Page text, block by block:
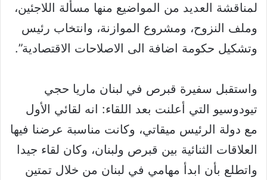
لمناقشة العديد من المواضيع منها مسألة اللاجئين،
وملف النزوح، ومشروع الموازنة، وانتخاب رئيس
وتشكيل حكومة اضافة الى الاصلاحات الاقتصادية”.
واستقبل سفيرة قبرص في لبنان ماريا حجي
تيودوسيو التي أعلنت بعد اللقاء: انه لقائي الأول
مع دولة الرئيس ميقاتي، وكانت مناسبة عرضنا فيها
العلاقات الثنائية بين قبرص ولبنان، وكان لقاء جيدا
واتطلع بأن ابدأ مهامي في لبنان من خلال تمتين